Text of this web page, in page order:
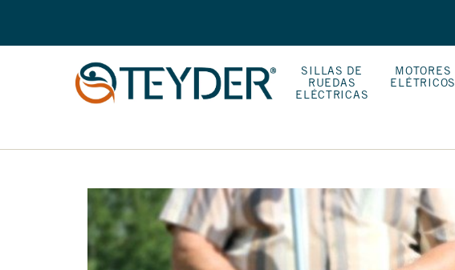
SILLAS DE
RUEDAS
ELÉCTRICAS
MOTORES
ELÉTRICOS